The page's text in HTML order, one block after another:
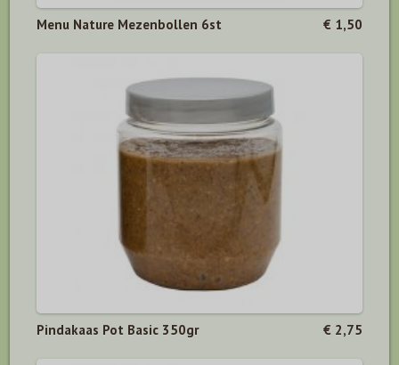
Menu Nature Mezenbollen 6st € 1,50
Pindakaas Pot Basic 350gr € 2,75